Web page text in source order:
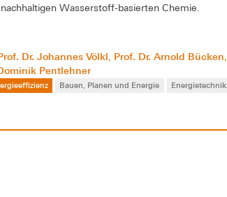
Wasserstoff-basierten Chemie.
Dr. Johannes Völkl, Prof. Dr. Arnold Bücken,
Pentlehner
Bauen, Planen und Energie Energietechnik